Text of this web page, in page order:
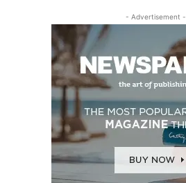
- Advertisement -